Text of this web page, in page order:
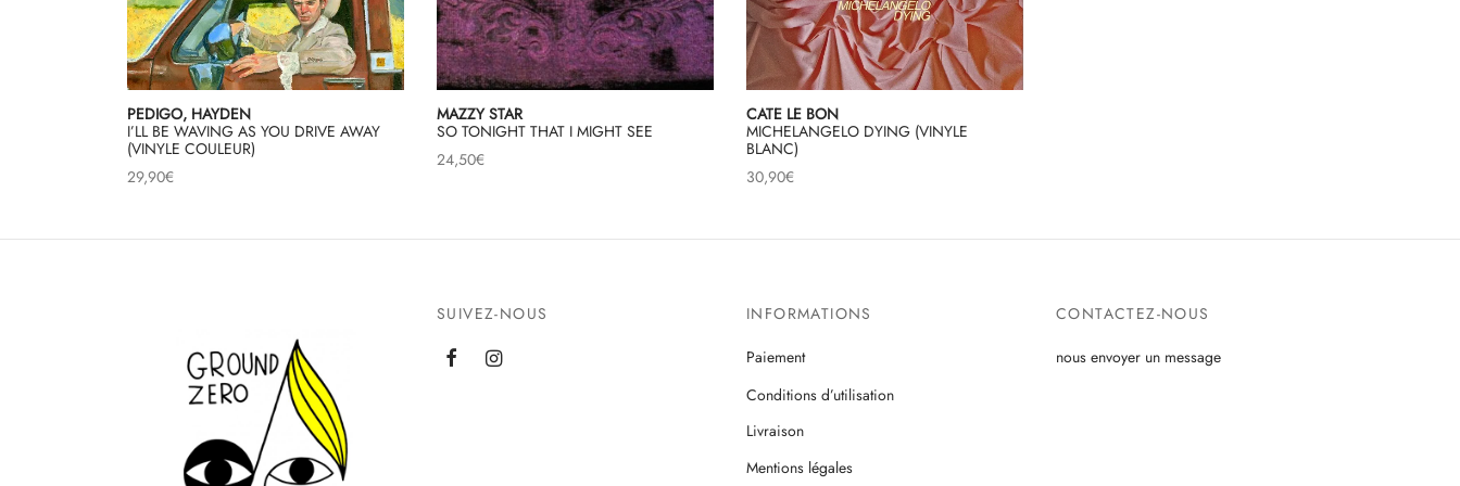
PEDIGO, HAYDEN
I’LL BE WAVING AS YOU DRIVE AWAY
(VINYLE COULEUR)
29,90€
MAZZY STAR
SO TONIGHT THAT I MIGHT SEE
24,50€
CATE LE BON
MICHELANGELO DYING (VINYLE
BLANC)
30,90€
SUIVEZ-NOUS INFORMATIONS
Paiement
Conditions d’utilisation
Livraison
Mentions légales
CONTACTEZ-NOUS
nous envoyer un message